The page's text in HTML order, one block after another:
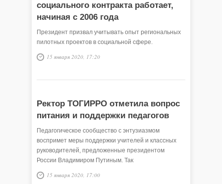
социального контракта работает,
начиная с 2006 года
Президент призвал учитывать опыт региональных
пилотных проектов в социальной сфере.
15 января 2020, 17:20
Ректор ТОГИРРО отметила вопрос
питания и поддержки педагогов
Педагогическое сообщество с энтузиазмом
воспримет меры поддержки учителей и классных
руководителей, предложенные президентом
России Владимиром Путиным. Так
прокомментировала послание президента Ольга
Ройтблат.
15 января 2020, 17:00